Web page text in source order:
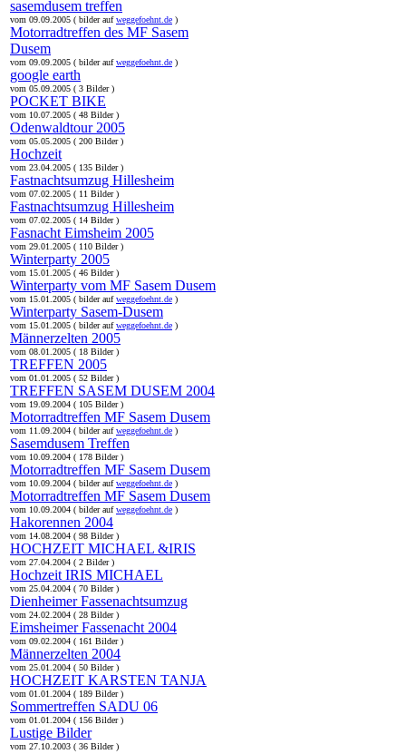
sasemdusem treffen
vom 09.09.2005 ( bilder aufweggefoehnt.de )
Motorradtreffen des MF Sasem
Dusem
vom 09.09.2005 ( bilder aufweggefoehnt.de )
google earth
vom 05.09.2005 ( 3 Bilder )
POCKET BIKE
vom 10.07.2005 ( 48 Bilder )
Odenwaldtour 2005
vom 05.05.2005 ( 200 Bilder )
Hochzeit
vom 23.04.2005 ( 135 Bilder )
Fastnachtsumzug Hillesheim
vom 07.02.2005 ( 11 Bilder )
Fastnachtsumzug Hillesheim
vom 07.02.2005 ( 14 Bilder )
Fasnacht Eimsheim 2005
vom 29.01.2005 ( 110 Bilder )
Winterparty 2005
vom 15.01.2005 ( 46 Bilder )
Winterparty vom MF Sasem Dusem
vom 15.01.2005 ( bilder aufweggefoehnt.de )
Winterparty Sasem-Dusem
vom 15.01.2005 ( bilder aufweggefoehnt.de )
Männerzelten 2005
vom 08.01.2005 ( 18 Bilder )
TREFFEN 2005
vom 01.01.2005 ( 52 Bilder )
TREFFEN SASEM DUSEM 2004
vom 19.09.2004 ( 105 Bilder )
Motorradtreffen MF Sasem Dusem
vom 11.09.2004 ( bilder aufweggefoehnt.de )
Sasemdusem Treffen
vom 10.09.2004 ( 178 Bilder )
Motorradtreffen MF Sasem Dusem
vom 10.09.2004 ( bilder aufweggefoehnt.de )
Motorradtreffen MF Sasem Dusem
vom 10.09.2004 ( bilder aufweggefoehnt.de )
Hakorennen 2004
vom 14.08.2004 ( 98 Bilder )
HOCHZEIT MICHAEL &IRIS
vom 27.04.2004 ( 2 Bilder )
Hochzeit IRIS MICHAEL
vom 25.04.2004 ( 70 Bilder )
Dienheimer Fassenachtsumzug
vom 24.02.2004 ( 28 Bilder )
Eimsheimer Fassenacht 2004
vom 09.02.2004 ( 161 Bilder )
Männerzelten 2004
vom 25.01.2004 ( 50 Bilder )
HOCHZEIT KARSTEN TANJA
vom 01.01.2004 ( 189 Bilder )
Sommertreffen SADU 06
vom 01.01.2004 ( 156 Bilder )
Lustige Bilder
vom 27.10.2003 ( 36 Bilder )